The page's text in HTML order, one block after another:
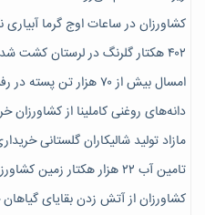
کشاورزان در ساعات اوج گرما آبیاری
۴۰۲ هکتار گلرنگ در لرستان کشت شده است
امسال بیش از ۷۰ هزار تن پسته در رفسنجان برداشت می‌شود
دانه‌های روغنی کاملینا از
مازاد تولید شالیکاران گلستانی
تامین آب ۲۲ هزار هکتار زمین کشاورزی از طریق سدهای خراسان شمالی
کشاورزان از آتش زدن بقایای